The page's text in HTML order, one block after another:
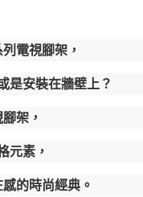
電視腳架，
是安裝在牆壁上？
架，
元素，
的時尚經典。